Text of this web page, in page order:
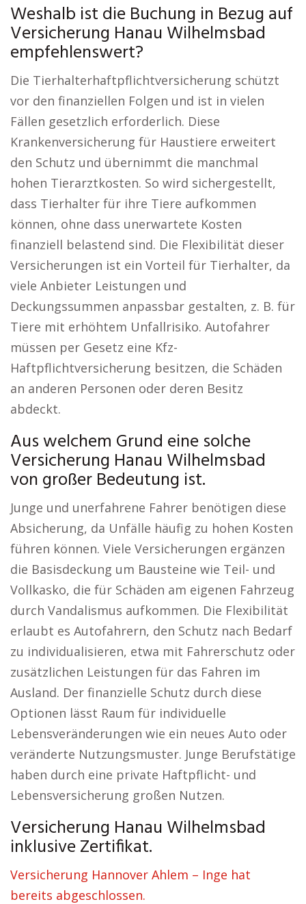
Weshalb ist die Buchung in Bezug auf
Versicherung Hanau Wilhelmsbad
empfehlenswert?
Die Tierhalterhaftpflichtversicherung schützt
vor den finanziellen Folgen und ist in vielen
Fällen gesetzlich erforderlich. Diese
Krankenversicherung für Haustiere erweitert
den Schutz und übernimmt die manchmal
hohen Tierarztkosten. So wird sichergestellt,
dass Tierhalter für ihre Tiere aufkommen
können, ohne dass unerwartete Kosten
finanziell belastend sind. Die Flexibilität dieser
Versicherungen ist ein Vorteil für Tierhalter, da
viele Anbieter Leistungen und
Deckungssummen anpassbar gestalten, z. B. für
Tiere mit erhöhtem Unfallrisiko. Autofahrer
müssen per Gesetz eine Kfz-
Haftpflichtversicherung besitzen, die Schäden
an anderen Personen oder deren Besitz
abdeckt.
Aus welchem Grund eine solche
Versicherung Hanau Wilhelmsbad
von großer Bedeutung ist.
Junge und unerfahrene Fahrer benötigen diese
Absicherung, da Unfälle häufig zu hohen Kosten
führen können. Viele Versicherungen ergänzen
die Basisdeckung um Bausteine wie Teil- und
Vollkasko, die für Schäden am eigenen Fahrzeug
durch Vandalismus aufkommen. Die Flexibilität
erlaubt es Autofahrern, den Schutz nach Bedarf
zu individualisieren, etwa mit Fahrerschutz oder
zusätzlichen Leistungen für das Fahren im
Ausland. Der finanzielle Schutz durch diese
Optionen lässt Raum für individuelle
Lebensveränderungen wie ein neues Auto oder
veränderte Nutzungsmuster. Junge Berufstätige
haben durch eine private Haftpflicht- und
Lebensversicherung großen Nutzen.
Versicherung Hanau Wilhelmsbad
inklusive Zertifikat.
Versicherung Hannover Ahlem – Inge hat
bereits abgeschlossen.